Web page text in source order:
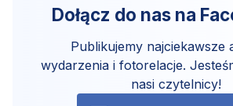
Dołącz do nas na
Publikujemy najciekawsze
wydarzenia i fotorelacje.
nasi czytelnicy!